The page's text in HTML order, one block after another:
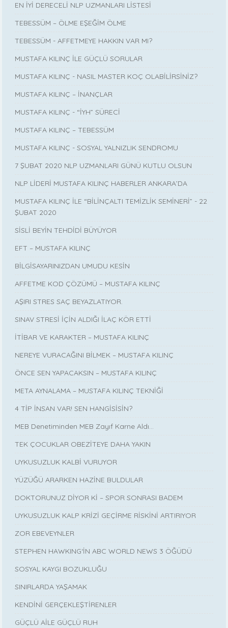
EN İYİ DERECELİ NLP UZMANLARI LİSTESİ
TEBESSÜM – ÖLME EŞEĞİM ÖLME
TEBESSÜM - AFFETMEYE HAKKIN VAR MI?
MUSTAFA KILINÇ İLE GÜÇLÜ SORULAR
MUSTAFA KILINÇ - NASIL MASTER KOÇ OLABİLİRSİNİZ?
MUSTAFA KILINÇ – İNANÇLAR
MUSTAFA KILINÇ - “İYH” SÜRECİ
MUSTAFA KILINÇ – TEBESSÜM
MUSTAFA KILINÇ - SOSYAL YALNIZLIK SENDROMU
7 ŞUBAT 2020 NLP UZMANLARI GÜNÜ KUTLU OLSUN
NLP LİDERİ MUSTAFA KILINÇ HABERLER ANKARA’DA
MUSTAFA KILINÇ İLE “BİLİNÇALTI TEMİZLİK SEMİNERİ” - 22
ŞUBAT 2020
SİSLİ BEYİN TEHDİDİ BÜYÜYOR
EFT – MUSTAFA KILINÇ
BİLGİSAYARINIZDAN UMUDU KESİN
AFFETME KOD ÇÖZÜMÜ – MUSTAFA KILINÇ
AŞIRI STRES SAÇ BEYAZLATIYOR.
SINAV STRESİ İÇİN ALDIĞI İLAÇ KÖR ETTİ
İTİBAR VE KARAKTER – MUSTAFA KILINÇ
NEREYE VURACAĞINI BİLMEK – MUSTAFA KILINÇ
ÖNCE SEN YAPACAKSIN – MUSTAFA KILINÇ
META AYNALAMA – MUSTAFA KILINÇ TEKNİĞİ
4 TİP İNSAN VAR! SEN HANGİSİSİN?
MEB Denetiminden MEB Zayıf Karne Aldı…
TEK ÇOCUKLAR OBEZİTEYE DAHA YAKIN
UYKUSUZLUK KALBİ VURUYOR
YÜZÜĞÜ ARARKEN HAZİNE BULDULAR
DOKTORUNUZ DİYOR Kİ – SPOR SONRASI BADEM
UYKUSUZLUK KALP KRİZİ GEÇİRME RİSKİNİ ARTIRIYOR
ZOR EBEVEYNLER
STEPHEN HAWKING‘İN ABC WORLD NEWS 3 ÖĞÜDÜ
SOSYAL KAYGI BOZUKLUĞU
SINIRLARDA YAŞAMAK
KENDİNİ GERÇEKLEŞTİRENLER
GÜÇLÜ AİLE GÜÇLÜ RUH